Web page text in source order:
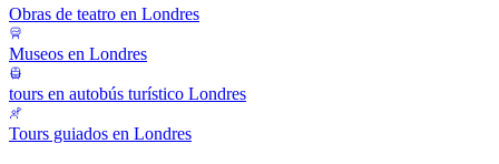
Obras de teatro en Londres
Museos en Londres
tours en autobús turístico Londres
Tours guiados en Londres